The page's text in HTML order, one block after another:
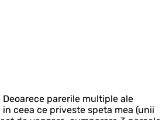
parerile multiple ale
ceea ce priveste speta mea (unii